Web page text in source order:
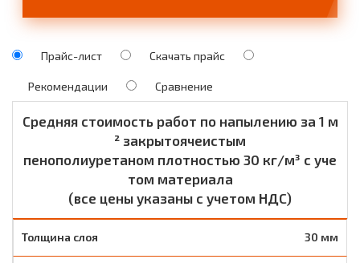
Прайс-лист Скачать прайс
Рекомендации Сравнение
Средняя стоимость работ по напылению за 1 м
² закрытоячеистым
пенополиуретаном плотностью 30 кг/м³ с уче
том материала
(все цены указаны с учетом НДС)
30 мм